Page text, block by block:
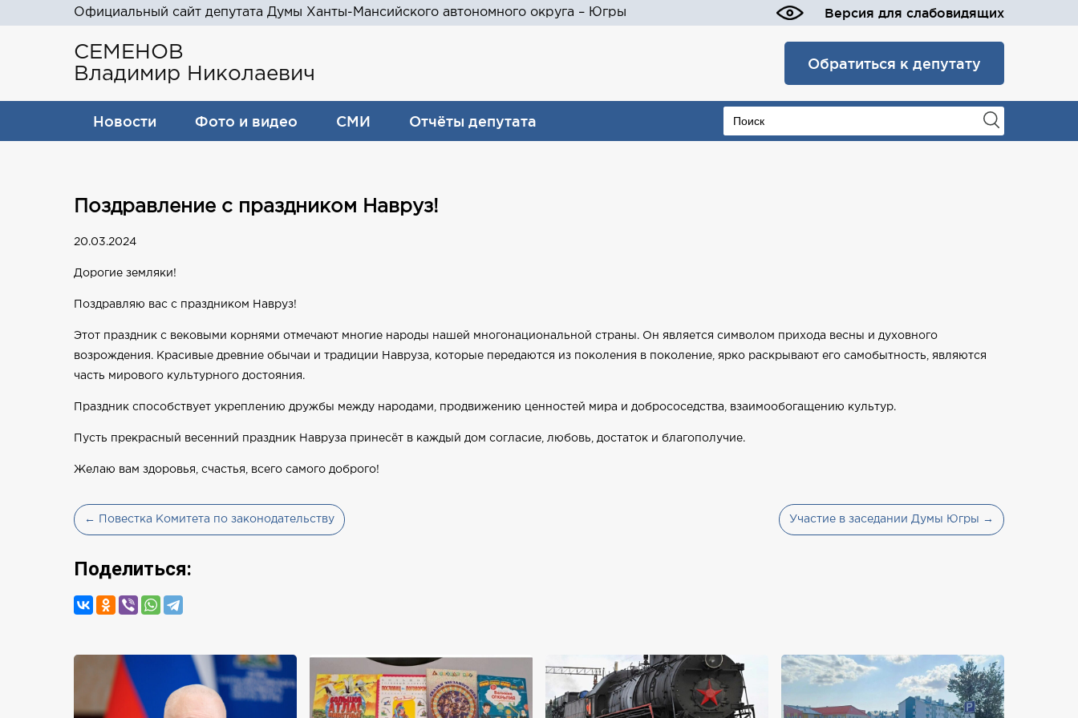
Официальный сайт депутата Думы Ханты-Мансийского автономного округа – Югры Версия для слабовидящих
СЕМЕНОВ
Владимир Николаевич
Обратиться к депутату
Новости Фото и видео СМИ Отчёты депутата
Поздравление с праздником Навруз!
20.03.2024
Дорогие земляки!
Поздравляю вас с праздником Навруз!
Этот праздник с вековыми корнями отмечают многие народы нашей многонациональной страны. Он является символом прихода весны и духовного
возрождения. Красивые древние обычаи и традиции Навруза, которые передаются из поколения в поколение, ярко раскрывают его самобытность, являются
часть мирового культурного достояния.
Праздник способствует укреплению дружбы между народами, продвижению ценностей мира и добрососедства, взаимообогащению культур.
Пусть прекрасный весенний праздник Навруза принесёт в каждый дом согласие, любовь, достаток и благополучие.
Желаю вам здоровья, счастья, всего самого доброго!
← Повестка Комитета по законодательству Участие в заседании Думы Югры →
Поделиться: